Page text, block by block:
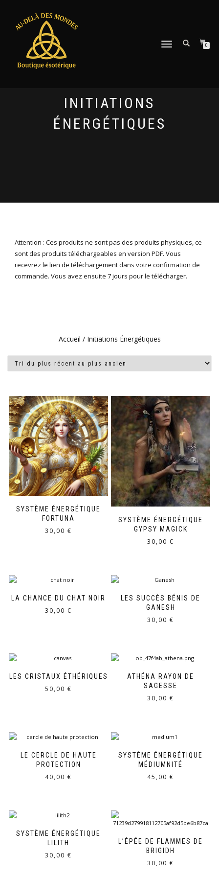
DÉPLIER
0
INITIATIONS
ÉNERGÉTIQUES
Attention : Ces produits ne sont pas des produits physiques, ce
sont des produits téléchargeables en version PDF. Vous
recevrez le lien de téléchargement dans votre confirmation de
commande. Vous avez ensuite 7 jours pour le télécharger.
Accueil / Initiations Énergétiques
SYSTÈME ÉNERGÉTIQUE
FORTUNA
30,00 €
SYSTÈME ÉNERGÉTIQUE
GYPSY MAGICK
30,00 €
LA CHANCE DU CHAT NOIR
30,00 €
LES SUCCÈS BÉNIS DE
GANESH
30,00 €
LES CRISTAUX ÉTHÉRIQUES
50,00 €
ATHÉNA RAYON DE
SAGESSE
30,00 €
LE CERCLE DE HAUTE
PROTECTION
40,00 €
SYSTÈME ÉNERGÉTIQUE
MÉDIUMNITÉ
45,00 €
SYSTÈME ÉNERGÉTIQUE
LILITH
30,00 €
L’ÉPÉE DE FLAMMES DE
BRIGIDH
30,00 €